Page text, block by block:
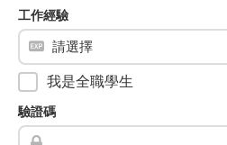
工作經驗
我是全職學生
驗證碼